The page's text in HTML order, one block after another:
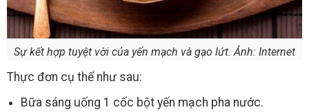
Sự kết hợp tuyệt vời của yến mạch và gạo lứt. Ảnh: Internet
Thực đơn cụ thể như sau:
Bữa sáng uống 1 cốc bột yến mạch pha nước.